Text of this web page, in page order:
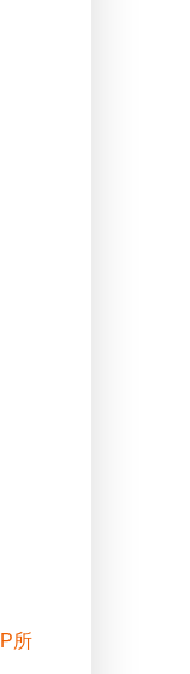
所